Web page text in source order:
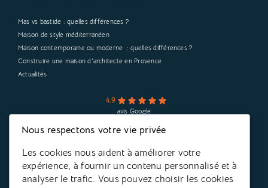
Mas vs bastide : quelles différences ?
Maison de style méditerranéen
Maison contemporaine ou moderne : quelles différences ?
Construire une maison d’architecte en Provence
Actualités
4.9
avis Google
Parrain de Cœur de Forêt
Nous respectons votre vie privée
Les cookies nous aident à améliorer votre
expérience, à fournir un contenu personnalisé et à
analyser le trafic. Vous pouvez choisir les cookies